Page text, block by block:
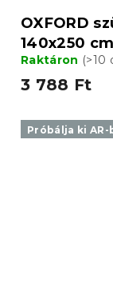
OXFORD
140x250 cm
Raktáron (>10
3 788 Ft
Próbálja ki AR-